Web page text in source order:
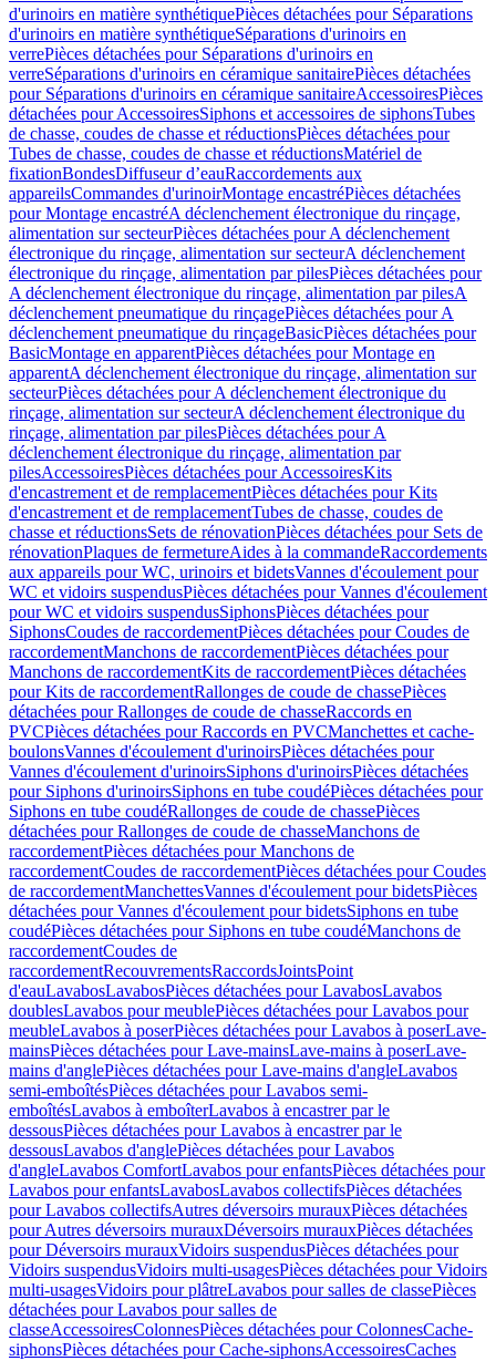
d'urinoirs en matière synthétiquePièces détachées pour Séparations
d'urinoirs en matière synthétiqueSéparations d'urinoirs en
verrePièces détachées pour Séparations d'urinoirs en
verreSéparations d'urinoirs en céramique sanitairePièces détachées
pour Séparations d'urinoirs en céramique sanitaireAccessoiresPièces
détachées pour AccessoiresSiphons et accessoires de siphonsTubes
de chasse, coudes de chasse et réductionsPièces détachées pour
Tubes de chasse, coudes de chasse et réductionsMatériel de
fixationBondesDiffuseur d’eauRaccordements aux
appareilsCommandes d'urinoirMontage encastréPièces détachées
pour Montage encastréA déclenchement électronique du rinçage,
alimentation sur secteurPièces détachées pour A déclenchement
électronique du rinçage, alimentation sur secteurA déclenchement
électronique du rinçage, alimentation par pilesPièces détachées pour
A déclenchement électronique du rinçage, alimentation par pilesA
déclenchement pneumatique du rinçagePièces détachées pour A
déclenchement pneumatique du rinçageBasicPièces détachées pour
BasicMontage en apparentPièces détachées pour Montage en
apparentA déclenchement électronique du rinçage, alimentation sur
secteurPièces détachées pour A déclenchement électronique du
rinçage, alimentation sur secteurA déclenchement électronique du
rinçage, alimentation par pilesPièces détachées pour A
déclenchement électronique du rinçage, alimentation par
pilesAccessoiresPièces détachées pour AccessoiresKits
d'encastrement et de remplacementPièces détachées pour Kits
d'encastrement et de remplacementTubes de chasse, coudes de
chasse et réductionsSets de rénovationPièces détachées pour Sets de
rénovationPlaques de fermetureAides à la commandeRaccordements
aux appareils pour WC, urinoirs et bidetsVannes d'écoulement pour
WC et vidoirs suspendusPièces détachées pour Vannes d'écoulement
pour WC et vidoirs suspendusSiphonsPièces détachées pour
SiphonsCoudes de raccordementPièces détachées pour Coudes de
raccordementManchons de raccordementPièces détachées pour
Manchons de raccordementKits de raccordementPièces détachées
pour Kits de raccordementRallonges de coude de chassePièces
détachées pour Rallonges de coude de chasseRaccords en
PVCPièces détachées pour Raccords en PVCManchettes et cache-
boulonsVannes d'écoulement d'urinoirsPièces détachées pour
Vannes d'écoulement d'urinoirsSiphons d'urinoirsPièces détachées
pour Siphons d'urinoirsSiphons en tube coudéPièces détachées pour
Siphons en tube coudéRallonges de coude de chassePièces
détachées pour Rallonges de coude de chasseManchons de
raccordementPièces détachées pour Manchons de
raccordementCoudes de raccordementPièces détachées pour Coudes
de raccordementManchettesVannes d'écoulement pour bidetsPièces
détachées pour Vannes d'écoulement pour bidetsSiphons en tube
coudéPièces détachées pour Siphons en tube coudéManchons de
raccordementCoudes de
raccordementRecouvrementsRaccordsJointsPoint
d'eauLavabosLavabosPièces détachées pour LavabosLavabos
doublesLavabos pour meublePièces détachées pour Lavabos pour
meubleLavabos à poserPièces détachées pour Lavabos à poserLave-
mainsPièces détachées pour Lave-mainsLave-mains à poserLave-
mains d'anglePièces détachées pour Lave-mains d'angleLavabos
semi-emboîtésPièces détachées pour Lavabos semi-
emboîtésLavabos à emboîterLavabos à encastrer par le
dessousPièces détachées pour Lavabos à encastrer par le
dessousLavabos d'anglePièces détachées pour Lavabos
d'angleLavabos ComfortLavabos pour enfantsPièces détachées pour
Lavabos pour enfantsLavabosLavabos collectifsPièces détachées
pour Lavabos collectifsAutres déversoirs murauxPièces détachées
pour Autres déversoirs murauxDéversoirs murauxPièces détachées
pour Déversoirs murauxVidoirs suspendusPièces détachées pour
Vidoirs suspendusVidoirs multi-usagesPièces détachées pour Vidoirs
multi-usagesVidoirs pour plâtreLavabos pour salles de classePièces
détachées pour Lavabos pour salles de
classeAccessoiresColonnesPièces détachées pour ColonnesCache-
siphonsPièces détachées pour Cache-siphonsAccessoiresCaches